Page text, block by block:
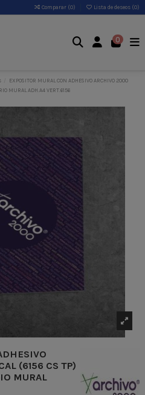
Comparar (0) Lista de deseos (0)
0
EXPOSITOR MURAL CON ADHESIVO ARCHIVO 2000
MURAL ADH.A4 VERT.6156
(6156 CS TP)
MURAL